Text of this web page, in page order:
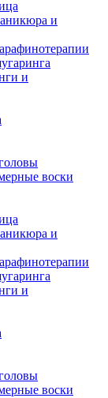
и
и
воски
и
и
воски